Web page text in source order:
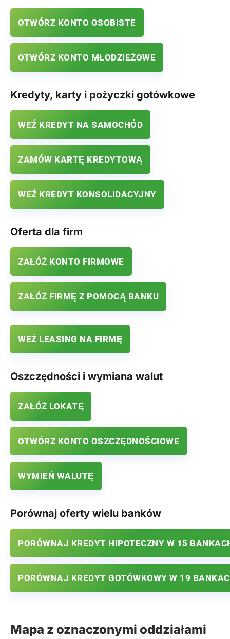
OTWÓRZ KONTO OSOBISTE
OTWÓRZ KONTO MŁODZIEŻOWE
Kredyty, karty i pożyczki gotówkowe
WEŹ KREDYT NA SAMOCHÓD
ZAMÓW KARTĘ KREDYTOWĄ
WEŹ KREDYT KONSOLIDACYJNY
Oferta dla firm
ZAŁÓŻ KONTO FIRMOWE
ZAŁÓŻ FIRMĘ Z POMOCĄ BANKU
WEŹ LEASING NA FIRMĘ
Oszczędności i wymiana walut
ZAŁÓŻ LOKATĘ
OTWÓRZ KONTO OSZCZĘDNOŚCIOWE
WYMIEŃ WALUTĘ
Porównaj oferty wielu banków
PORÓWNAJ KREDYT HIPOTECZNY W 15
PORÓWNAJ KREDYT GOTÓWKOWY W 19
Mapa z oznaczonymi oddziałami